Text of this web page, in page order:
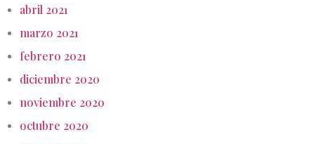
abril 2021
marzo 2021
febrero 2021
diciembre 2020
noviembre 2020
octubre 2020